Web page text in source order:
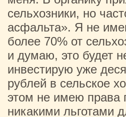
сельхозники, но
асфальта». Я не
более 70% от
и думаю, это будет
инвестирую уже
рублей в сельское
этом не имею права
никакими льготами